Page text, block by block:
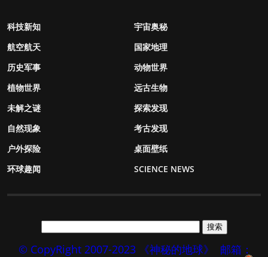
科技新知
宇宙奥秘
航空航天
国家地理
历史军事
动物世界
植物世界
远古生物
未解之谜
探索发现
自然现象
考古发现
户外探险
桌面壁纸
环球趣闻
SCIENCE NEWS
© CopyRight 2007-2023 《神秘的地球》
邮箱：